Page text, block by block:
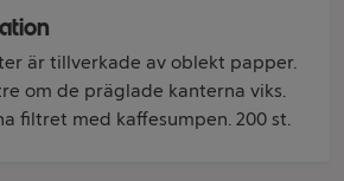
är tillverkade av oblekt papper.
om de präglade kanterna viks.
filtret med kaffesumpen. 200 st.